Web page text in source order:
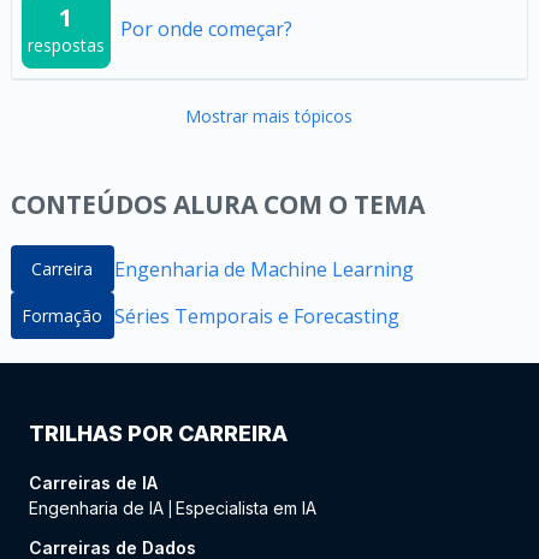
1
respostas
Por onde começar?
Mostrar mais tópicos
CONTEÚDOS ALURA COM O TEMA
Carreira Engenharia de Machine Learning
Formação Séries Temporais e Forecasting
TRILHAS POR CARREIRA
Carreiras de IA
Engenharia de IA Especialista em IA
Carreiras de Dados